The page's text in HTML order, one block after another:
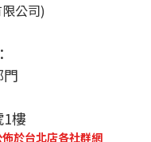
公司)
：
1樓
於台北店各社群網